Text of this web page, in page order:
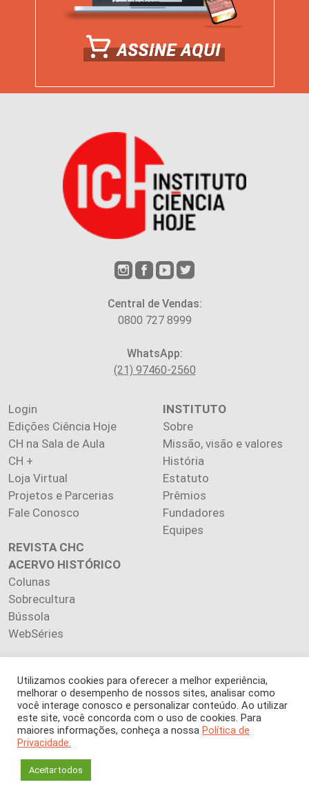
Central de Vendas:
0800 727 8999
WhatsApp:
(21) 97460-2560
Login
Edições Ciência Hoje
CH na Sala de Aula
CH +
Loja Virtual
Projetos e Parcerias
Fale Conosco
INSTITUTO
Sobre
Missão, visão e valores
História
Estatuto
Prêmios
Fundadores
Equipes
REVISTA CHC
ACERVO HISTÓRICO
Colunas
Sobrecultura
Bússola
WebSéries
Copyright 2026 INSTITUTO CIÊNCIA HOJE. Todos os direitos
reservados.
Os artigos publicados na revista refletem exclusivamente a
É proibida a reprodução, integral ou parcial, do conteúdo (imagens
Utilizamos cookies para oferecer a melhor experiência,
melhorar o desempenho de nossos sites, analisar como
você interage conosco e personalizar conteúdo. Ao utilizar
este site, você concorda com o uso de cookies. Para
maiores informações, conheça a nossa Política de
Privacidade.
Aceitar todos